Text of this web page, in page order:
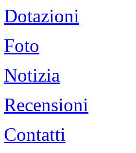
Dotazioni
Foto
Notizia
Recensioni
Contatti